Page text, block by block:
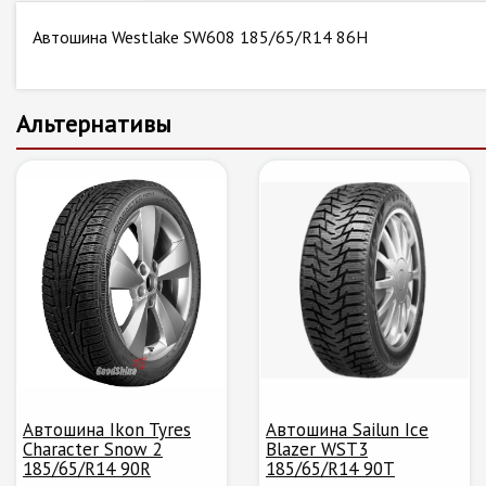
Автошина Westlake SW608 185/65/R14 86H
Альтернативы
Автошина Ikon Tyres
Character Snow 2
185/65/R14 90R
Автошина Sailun Ice
Blazer WST3
185/65/R14 90T